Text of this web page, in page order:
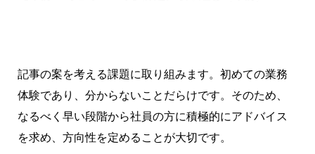
記事の案を考える課題に取り組みます。初めての業務
体験であり、分からないことだらけです。そのため、
なるべく早い段階から社員の方に積極的にアドバイス
を求め、方向性を定めることが大切です。